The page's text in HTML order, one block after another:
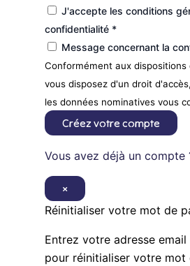
J'accepte les conditions
confidentialité *
Message concernant la
Conformément aux dispositions
vous disposez d'un droit
les données nominatives vous
Créez votre compte
Vous avez déjà un
×
Réinitialiser votre mot de
Entrez votre adresse
pour réinitialiser votre mot